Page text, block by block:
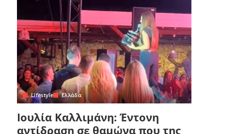
Lifestyle Ελλάδα
Ιουλία Καλλιμάνη: Έντονη
αντίδραση σε θαμώνα που της